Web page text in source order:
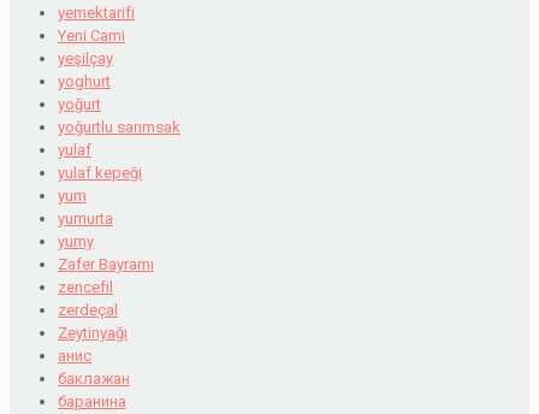
yemektarifi
Yeni Cami
yeşilçay
yoghurt
yoğurt
yoğurtlu sarımsak
yulaf
yulaf kepeği
yum
yumurta
yumy
Zafer Bayramı
zencefil
zerdeçal
Zeytinyağı
анис
баклажан
баранина